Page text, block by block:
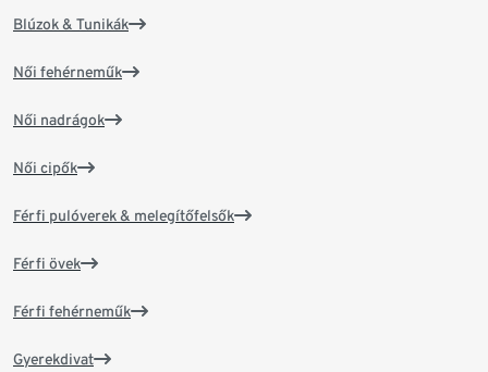
Blúzok & Tunikák
Női fehérneműk
Női nadrágok
Női cipők
Férfi pulóverek & melegítőfelsők
Férfi övek
Férfi fehérneműk
Gyerekdivat